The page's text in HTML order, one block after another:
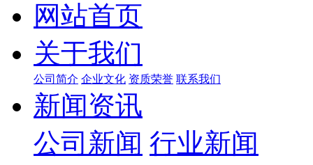
网站首页
关于我们
公司简介 企业文化 资质荣誉 联系我们
新闻资讯
公司新闻 行业新闻